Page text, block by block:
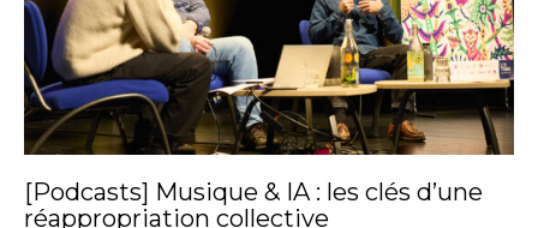
[Podcasts] Musique & IA : les clés d’une
réappropriation collective